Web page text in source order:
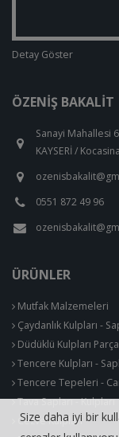
Detay Göster
ÖZENIŞ BAKALIT
Sanayi Mahallesi
KAYSERİ /
0551 872 49 96
ÜRÜNLER
Mutfak Malzemeleri
Çaydanlık Kulpları -
Düdüklü Kulpları
Tencere Kulpları -
Tencere Tepeleri -
Tava Sapları - Kulpları
Cezve Kulpları
Size daha iyi bir